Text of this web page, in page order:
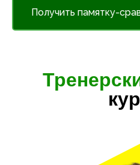
Получить памятку-